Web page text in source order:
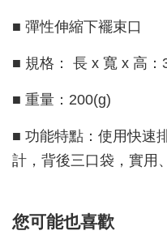
■ 彈性伸縮下襬束口
■ 規格： 長 x 寬 x 高：
■ 重量：200(g)
■ 功能特點：使用快速
計，背後三口袋，實用
您可能也喜歡